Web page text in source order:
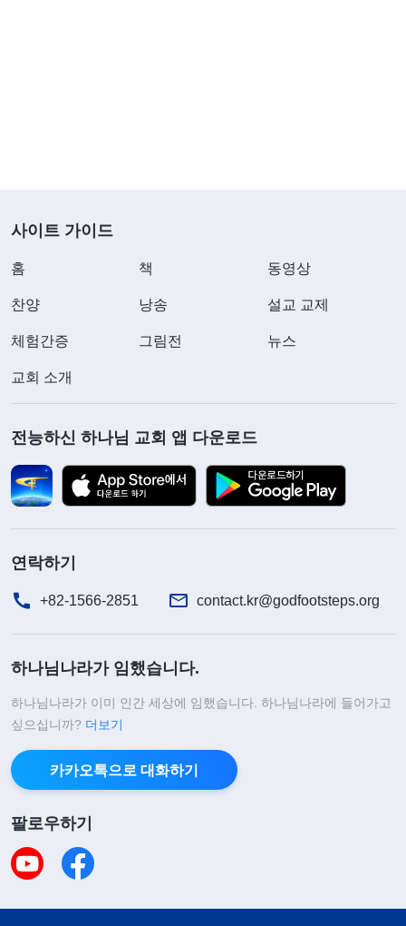
사이트 가이드
홈 책 동영상
찬양 낭송 설교 교제
체험간증 그림전 뉴스
교회 소개
전능하신 하나님 교회 앱 다운로드
연락하기
+82-1566-2851 contact.kr@godfootsteps.org
하나님나라가 임했습니다.
하나님나라가 이미 인간 세상에 임했습니다. 하나님나라에 들어가고
싶으십니까? 더보기
카카오톡으로 대화하기
팔로우하기